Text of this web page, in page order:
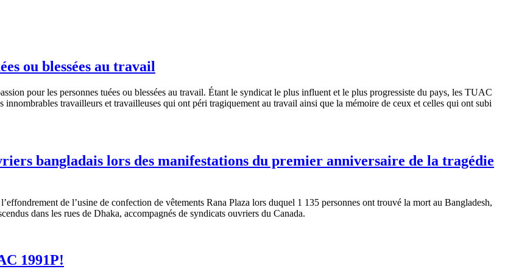
ou blessées au travail
pour les personnes tuées ou blessées au travail. Étant le syndicat le plus influent et le plus progressiste du pays, les TUAC
travailleurs et travailleuses qui ont péri tragiquement au travail ainsi que la mémoire de ceux et celles qui ont subi
bangladais lors des manifestations du premier anniversaire de la tragédie
de l’usine de confection de vêtements Rana Plaza lors duquel 1 135 personnes ont trouvé la mort au Bangladesh,
dans les rues de Dhaka, accompagnés de syndicats ouvriers du Canada.
1991P!